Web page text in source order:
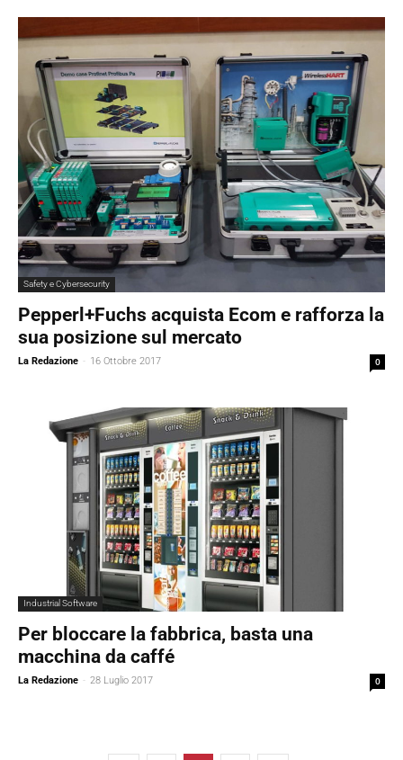
Safety e Cybersecurity
Pepperl+Fuchs acquista Ecom e rafforza la
sua posizione sul mercato
La Redazione - 16 Ottobre 2017 0
Industrial Software
Per bloccare la fabbrica, basta una
macchina da caffé
La Redazione - 28 Luglio 2017 0